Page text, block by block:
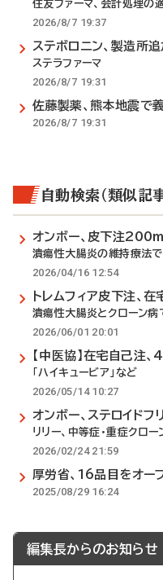
住友ファーマ、会計処理の
2026/8/7 19:37
ステボロニン、製造所
ステラファーマ
2026/8/7 19:31
佐藤製薬、熊本地震で
2026/8/7 19:31
自動検索（類似記
オンボー、皮下注
潰瘍性大腸炎の維持療法で
2026/04/16 12:54
トレムフィア皮下注、
潰瘍性大腸炎とクローン病
2026/06/01 20:01
【中医協】在宅自己注
「ハイキュービア」など
2026/05/14 10:27
オンボー、ステロイド
リリー、中等症・重症クロー
2026/02/24 21:59
厚労省、16品目をオー
2025/08/29 16:24
編集長からのお知らせ